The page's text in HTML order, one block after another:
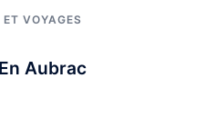
VOYAGES
Aubrac